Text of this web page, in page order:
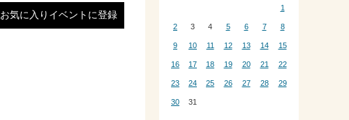
お気に入りイベントに登録
1
2 3 4 5 6 7 8
9 10 11 12 13 14 15
16 17 18 19 20 21 22
23 24 25 26 27 28 29
30 31